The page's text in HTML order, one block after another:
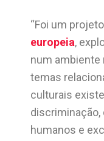
“Foi um
europeia,
num ambiente
temas
culturais
humanos e